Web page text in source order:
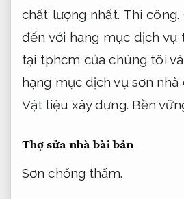
chất lượng nhất. Thi công.
đến với hạng mục dịch vụ
tại tphcm của chúng tôi
hạng mục dịch vụ sơn nhà
Vật liệu xây dựng. Bền
Thợ sửa nhà bài bản
Sơn chống thấm.